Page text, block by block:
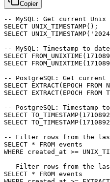
Copier
-- MySQL: Get current Unix
SELECT
SELECT
-- MySQL: Timestamp to
SELECT
SELECT
-- PostgreSQL: Get current
SELECT EXTRACT(EPOCH
SELECT EXTRACT(EPOCH
-- PostgreSQL: Timestamp
SELECT
SELECT
-- Filter rows from the last
SELECT * FROM events
WHERE created_at >=
-- Filter rows from the last
SELECT * FROM events